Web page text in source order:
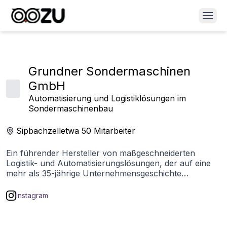
Grundner Sondermaschinen
GmbH
Automatisierung und Logistiklösungen im
Sondermaschinenbau
Sipbachzelletwa 50 Mitarbeiter
Ein führender Hersteller von maßgeschneiderten
Logistik- und Automatisierungslösungen, der auf eine
mehr als 35-jährige Unternehmensgeschichte
Instagram